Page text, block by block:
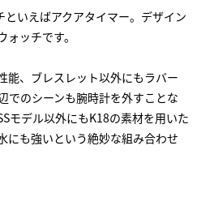
といえばアクアタイマー。デザイン
ッチです。
能、ブレスレット以外にもラバー
でのシーンも腕時計を外すことな
モデル以外にもK18の素材を用いた
にも強いという絶妙な組み合わせ